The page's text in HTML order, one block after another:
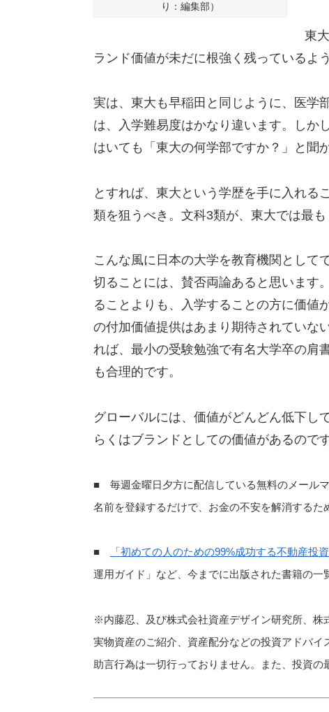
り：編集部）
東
ランド価値が未だに根強く残っているよう
実は、東大も早稲田と同じように、医学
は、入学難易度はかなり違います。しか
はいても「東大の何学部ですか？」と聞
とすれば、東大という学歴を手に入れる
類を狙うべき。文科3類が、東大では最も
こんな風に日本の大学を教育機関として
切ることには、賛否両論あると思います
ることよりも、入学することの方に価値
の付加価値提供はあまり期待されていな
れば、最小の受験勉強で有名大学卒の肩
も合理的です。
グローバルには、価値がどんどん低下し
らくはブランドとしての価値があるのです
■ 毎週金曜日夕方に配信している無料のメール
名前を登録するだけで、お金の不安を解消するた
■ 「初めての人のための99%成功する不動産投資
運用ガイド」など、今までに出版された書籍の一
※内藤忍、及び株式会社資産デザイン研究所、株
実物資産のご紹介、資産配分などの投資アドバ
助言行為は一切行っておりません。また、投資の